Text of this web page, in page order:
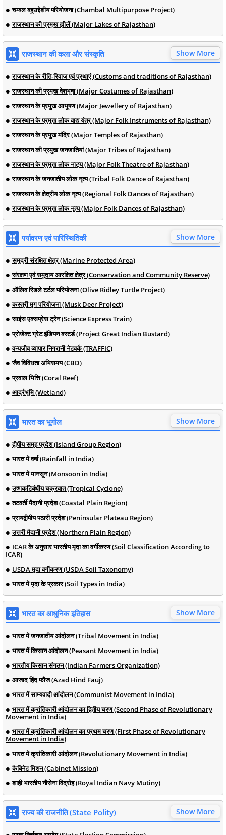
चम्बल बहुउद्देशीय परियोजना (Chambal Multipurpose Project)
राजस्थान की प्रमुख झीलें (Major Lakes of Rajasthan)
राजस्थान की कला और संस्कृति Show More
राजस्थान के रीति-रिवाज एवं प्रथाएं (Customs and traditions of Rajasthan)
राजस्थान की प्रमुख वेशभूषा (Major Costumes of Rajasthan)
राजस्थान के प्रमुख आभूषण (Major Jewellery of Rajasthan)
राजस्थान के प्रमुख लोक वाद्य यंत्र (Major Folk Instruments of Rajasthan)
राजस्थान के प्रमुख मंदिर (Major Temples of Rajasthan)
राजस्थान की प्रमुख जनजातियां (Major Tribes of Rajasthan)
राजस्थान के प्रमुख लोक नाट्य (Major Folk Theatre of Rajasthan)
राजस्थान के जनजातीय लोक नृत्य (Tribal Folk Dance of Rajasthan)
राजस्थान के क्षेत्रीय लोक नृत्य (Regional Folk Dances of Rajasthan)
राजस्थान के प्रमुख लोक नृत्य (Major Folk Dances of Rajasthan)
पर्यावरण एवं पारिस्थितिकी Show More
समुद्री संरक्षित क्षेत्र (Marine Protected Area)
संरक्षण एवं समुदाय आरक्षित क्षेत्र (Conservation and Community Reserve)
ऑलिव रिडले टर्टल परियोजना (Olive Ridley Turtle Project)
कस्तूरी मृग परियोजना (Musk Deer Project)
साइंस एक्सप्रेस ट्रेन (Science Express Train)
प्रोजेक्ट ग्रेट इंडियन बस्टर्ड (Project Great Indian Bustard)
वन्यजीव व्यापार निगरानी नेटवर्क (TRAFFIC)
जैव विविधता अभिसमय (CBD)
प्रवाल भित्ति (Coral Reef)
आर्द्रभूमि (Wetland)
भारत का भूगोल Show More
द्वीपीय समूह प्रदेश (Island Group Region)
भारत में वर्षा (Rainfall in India)
भारत में मानसून (Monsoon in India)
उष्णकटिबंधीय चक्रवात (Tropical Cyclone)
तटवर्ती मैदानी प्रदेश (Coastal Plain Region)
प्रायद्वीपीय पठारी प्रदेश (Peninsular Plateau Region)
उत्तरी मैदानी प्रदेश (Northern Plain Region)
ICAR के अनुसार भारतीय मृदा का वर्गीकरण (Soil Classification According to
ICAR)
USDA मृदा वर्गीकरण (USDA Soil Taxonomy)
भारत में मृदा के प्रकार (Soil Types in India)
भारत का आधुनिक इतिहास Show More
भारत में जनजातीय आंदोलन (Tribal Movement in India)
भारत में किसान आंदोलन (Peasant Movement in India)
भारतीय किसान संगठन (Indian Farmers Organization)
आजाद हिंद फौज (Azad Hind Fauj)
भारत में साम्यवादी आंदोलन (Communist Movement in India)
भारत में क्रांतिकारी आंदोलन का द्वितीय चरण (Second Phase of Revolutionary
Movement in India)
भारत में क्रांतिकारी आंदोलन का प्रथम चरण (First Phase of Revolutionary
Movement in India)
भारत में क्रांतिकारी आंदोलन (Revolutionary Movement in India)
कैबिनेट मिशन (Cabinet Mission)
शाही भारतीय नौसेना विद्रोह (Royal Indian Navy Mutiny)
राज्य की राजनीति (State Polity) Show More